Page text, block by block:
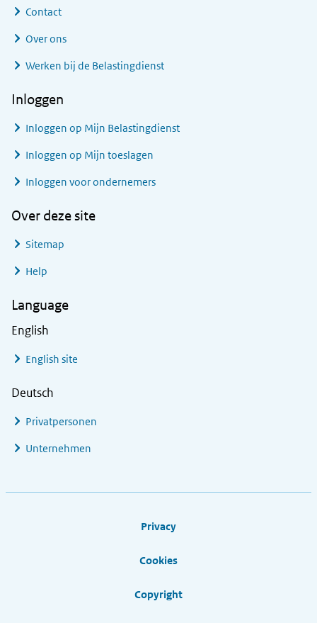
Contact
Over ons
Werken bij de Belastingdienst
Inloggen
Inloggen op Mijn Belastingdienst
Inloggen op Mijn toeslagen
Inloggen voor ondernemers
Over deze site
Sitemap
Help
Language
English
English site
Deutsch
Privatpersonen
Unternehmen
Privacy
Cookies
Copyright